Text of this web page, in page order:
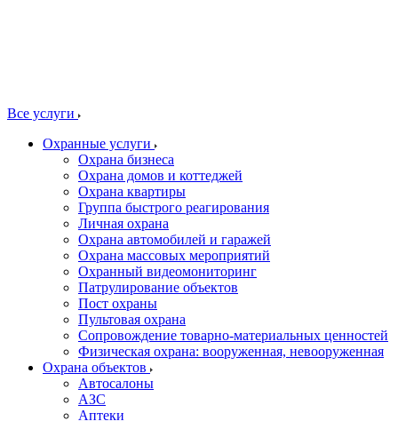
Все услуги
Охранные услуги
Охрана бизнеса
Охрана домов и коттеджей
Охрана квартиры
Группа быстрого реагирования
Личная охрана
Охрана автомобилей и гаражей
Охрана массовых мероприятий
Охранный видеомониторинг
Патрулирование объектов
Пост охраны
Пультовая охрана
Сопровождение товарно-материальных ценностей
Физическая охрана: вооруженная, невооруженная
Охрана объектов
Автосалоны
АЗС
Аптеки